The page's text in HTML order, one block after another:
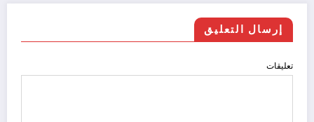
إرسال التعليق
تعليقات